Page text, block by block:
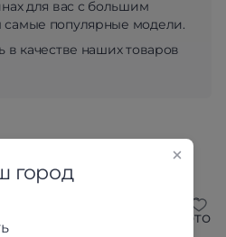
для вас с большим
популярные модели.
в качестве наших товаров
город